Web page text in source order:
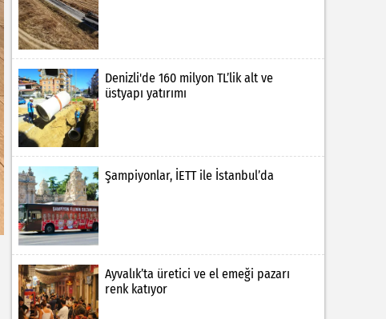
Denizli'de 160 milyon TL’lik alt ve
üstyapı yatırımı
Şampiyonlar, İETT ile İstanbul’da
Ayvalık’ta üretici ve el emeği pazarı
renk katıyor